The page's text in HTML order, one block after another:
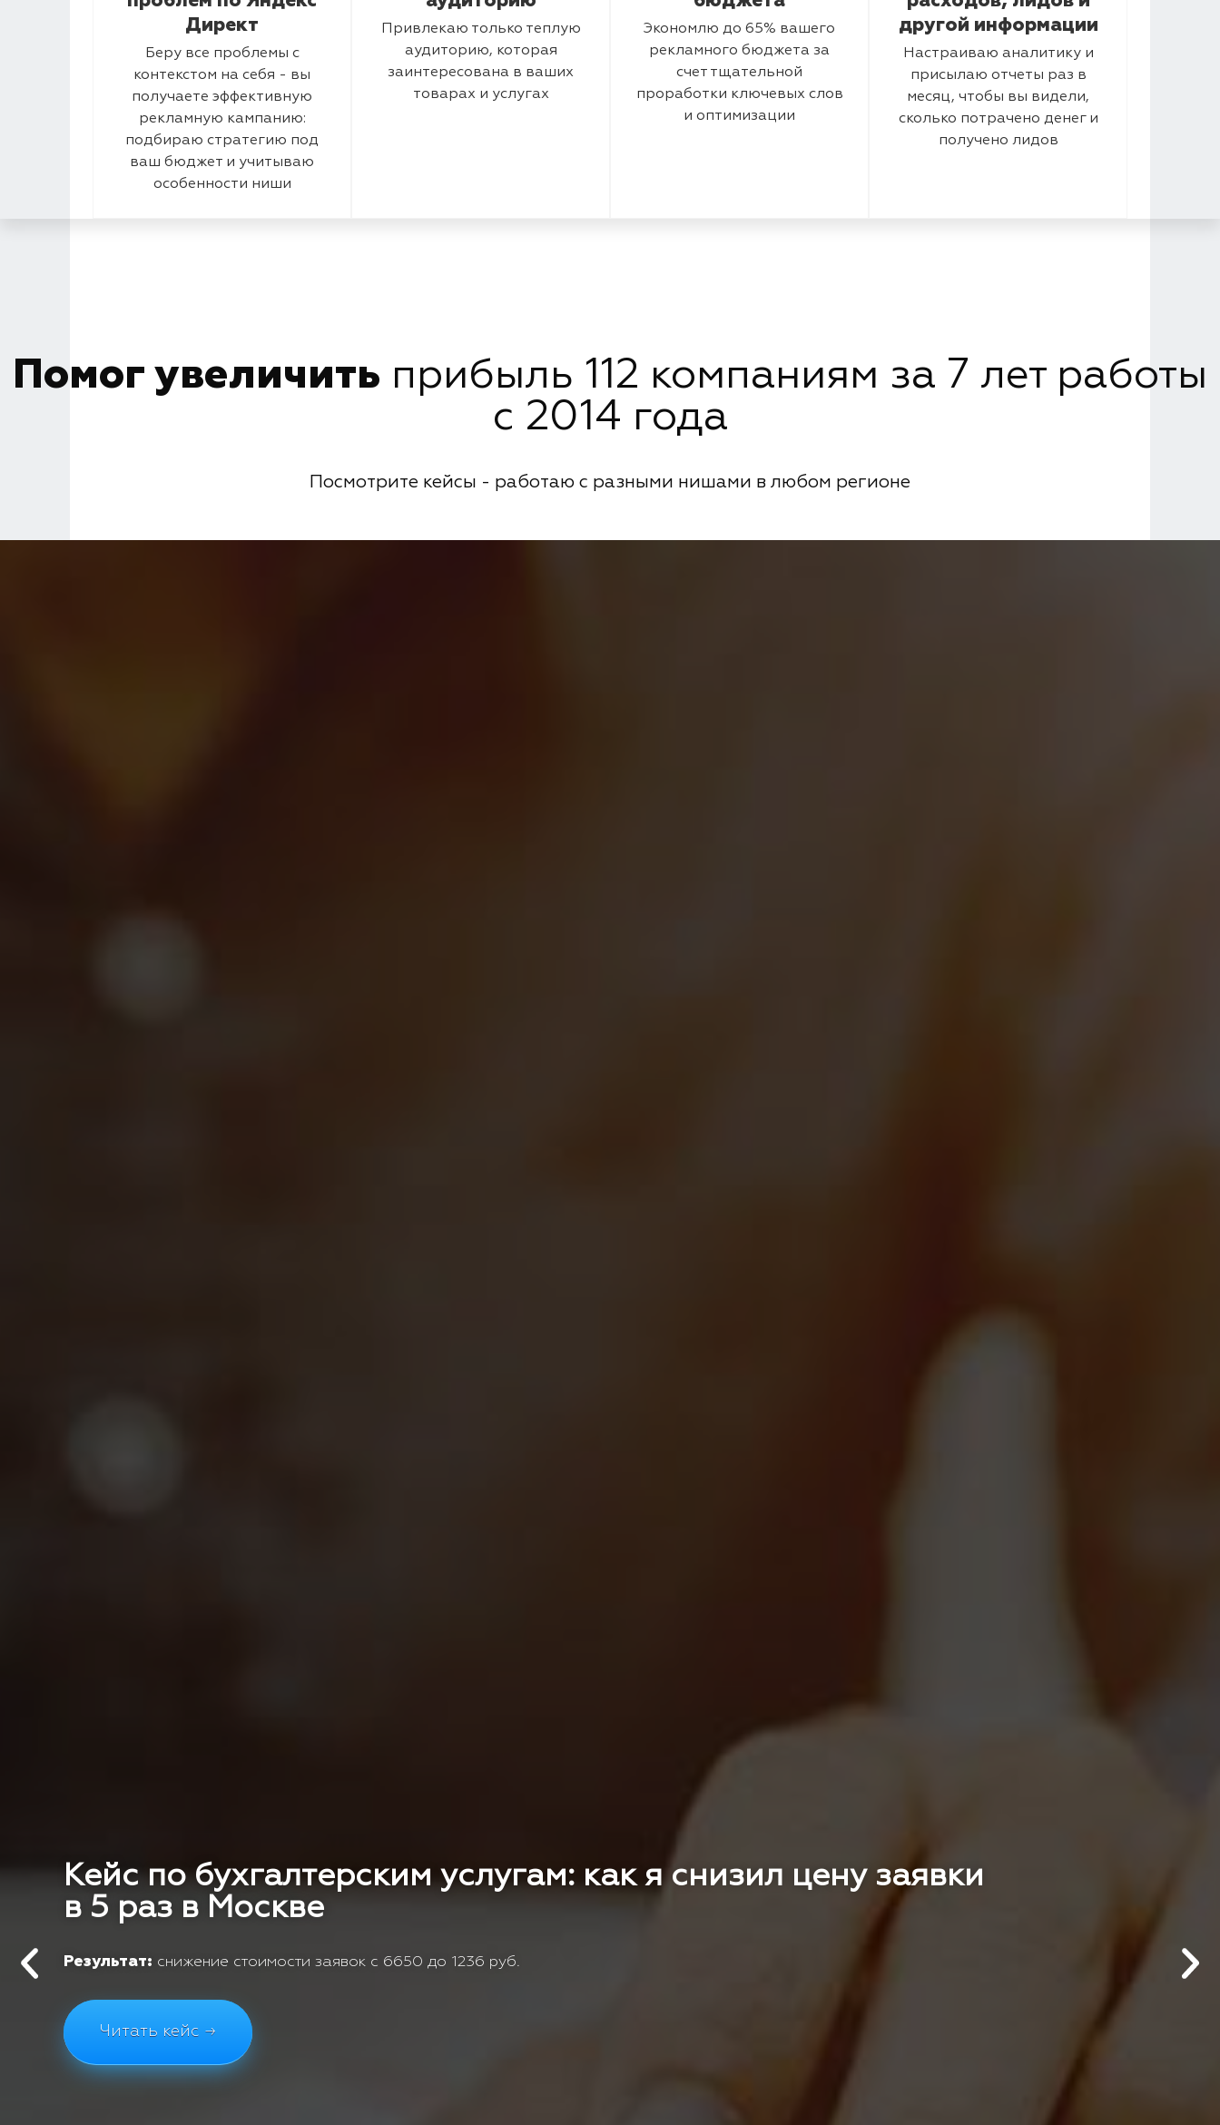
Директ
Беру все проблемы с
контекстом на себя - вы
получаете эффективную
рекламную кампанию:
подбираю стратегию под
ваш бюджет и учитываю
особенности ниши
Привлекаю только теплую
аудиторию, которая
заинтересована в ваших
товарах и услугах
Экономлю до 65% вашего
рекламного бюджета за
счет тщательной
проработки ключевых слов
и оптимизации
другой информации
Настраиваю аналитику и
присылаю отчеты раз в
месяц, чтобы вы видели,
сколько потрачено денег и
получено лидов
Помог увеличить прибыль 112 компаниям за 7 лет работы
с 2014 года
Посмотрите кейсы - работаю с разными нишами в любом регионе
Кейс по бухгалтерским услугам: как я снизил цену заявки
в 5 раз в Москве
Результат: снижение стоимости заявок с 6650 до 1236 руб.
Читать кейс →